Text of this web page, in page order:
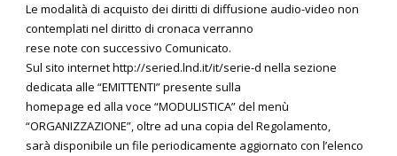
Le modalità di acquisto dei diritti di diffusione audio-video non
contemplati nel diritto di cronaca verranno
rese note con successivo Comunicato.
Sul sito internet http://seried.lnd.it/it/serie-d nella sezione
dedicata alle “EMITTENTI” presente sulla
homepage ed alla voce “MODULISTICA” del menù
“ORGANIZZAZIONE”, oltre ad una copia del Regolamento,
sarà disponibile un file periodicamente aggiornato con l’elenco